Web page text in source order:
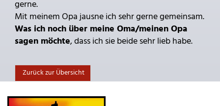
gerne.
Mit meinem Opa jausne ich sehr gerne gemeinsam.
Was ich noch über meine Oma/meinen Opa
sagen möchte, dass ich sie beide sehr lieb habe.
Zurück zur Übersicht